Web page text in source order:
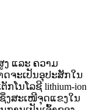
ງ ແລະ ຄວາມ
ຈະເປັນອຸປະສັກໃນ
ໂນໂລຊີ lithium-ion
ງສະເໜີຈຸດແຂງໃນ